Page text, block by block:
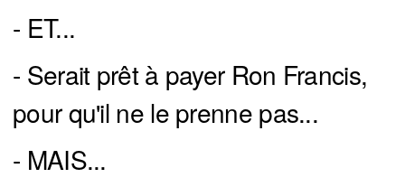
- ET...
- Serait prêt à payer Ron Francis,
pour qu'il ne le prenne pas...
- MAIS...